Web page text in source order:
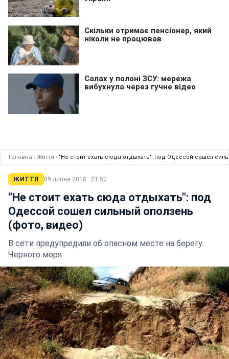
Головна › Життя › "Не стоит ехать сюда отдыхать": под Одессой сошел
ЖИТТЯ 09 липня 2018 · 21:50
"Не стоит ехать сюда отдыхать": под
Одессой сошел сильный оползень
(фото, видео)
В сети предупредили об опасном месте на берегу
Черного моря